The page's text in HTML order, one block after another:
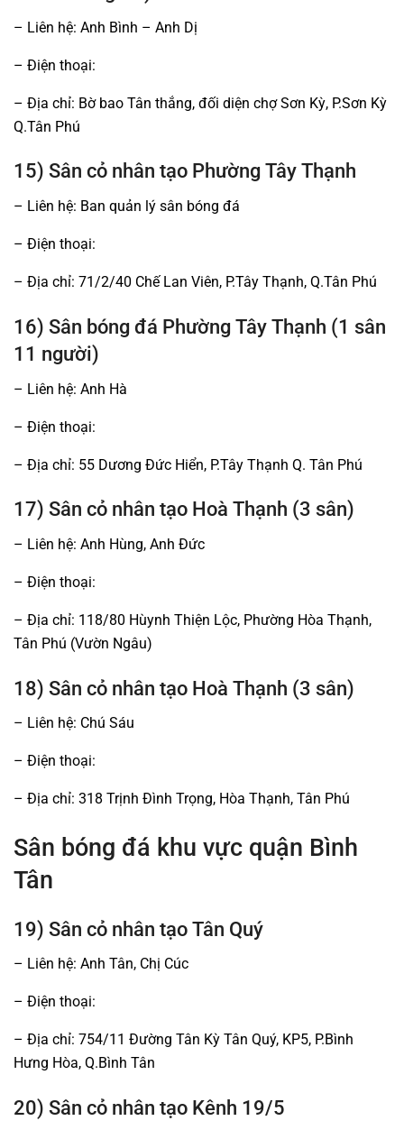
– Liên hệ: Anh Bình – Anh Dị
– Điện thoại:
– Địa chỉ: Bờ bao Tân thắng, đối diện chợ Sơn Kỳ, P.Sơn Kỳ
Q.Tân Phú
15) Sân cỏ nhân tạo Phường Tây Thạnh
– Liên hệ: Ban quản lý sân bóng đá
– Điện thoại:
– Địa chỉ: 71/2/40 Chế Lan Viên, P.Tây Thạnh, Q.Tân Phú
16) Sân bóng đá Phường Tây Thạnh (1 sân
11 người)
– Liên hệ: Anh Hà
– Điện thoại:
– Địa chỉ: 55 Dương Đức Hiển, P.Tây Thạnh Q. Tân Phú
17) Sân cỏ nhân tạo Hoà Thạnh (3 sân)
– Liên hệ: Anh Hùng, Anh Đức
– Điện thoại:
– Địa chỉ: 118/80 Hùynh Thiện Lộc, Phường Hòa Thạnh,
Tân Phú (Vườn Ngâu)
18) Sân cỏ nhân tạo Hoà Thạnh (3 sân)
– Liên hệ: Chú Sáu
– Điện thoại:
– Địa chỉ: 318 Trịnh Đình Trọng, Hòa Thạnh, Tân Phú
Sân bóng đá khu vực quận Bình
Tân
19) Sân cỏ nhân tạo Tân Quý
– Liên hệ: Anh Tân, Chị Cúc
– Điện thoại:
– Địa chỉ: 754/11 Đường Tân Kỳ Tân Quý, KP5, P.Bình
Hưng Hòa, Q.Bình Tân
20) Sân cỏ nhân tạo Kênh 19/5